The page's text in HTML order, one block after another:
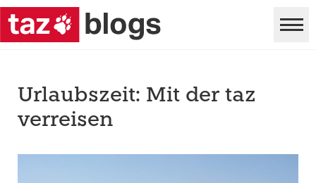
Urlaubszeit: Mit der taz
verreisen